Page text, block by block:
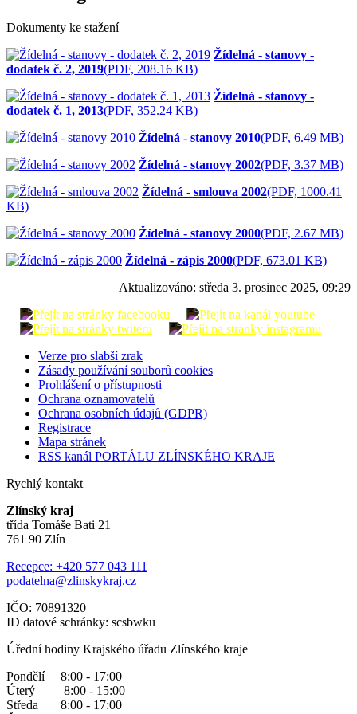
Dokumenty ke stažení
Žídelná - stanovy -
dodatek č. 2, 2019(PDF, 208.16 KB)
Žídelná - stanovy -
dodatek č. 1, 2013(PDF, 352.24 KB)
Žídelná - stanovy 2010(PDF, 6.49 MB)
Žídelná - stanovy 2002(PDF, 3.37 MB)
Žídelná - smlouva 2002(PDF, 1000.41
KB)
Žídelná - stanovy 2000(PDF, 2.67 MB)
Žídelná - zápis 2000(PDF, 673.01 KB)
Aktualizováno: středa 3. prosinec 2025, 09:29
Verze pro slabší zrak
Zásady používání souborů cookies
Prohlášení o přístupnosti
Ochrana oznamovatelů
Ochrana osobních údajů (GDPR)
Registrace
Mapa stránek
RSS kanál PORTÁLU ZLÍNSKÉHO KRAJE
Rychlý kontakt
Zlínský kraj
třída Tomáše Bati 21
761 90 Zlín
Recepce: +420 577 043 111
podatelna@zlinskykraj.cz
IČO: 70891320
ID datové schránky: scsbwku
Úřední hodiny Krajského úřadu Zlínského kraje
Pondělí 8:00 - 17:00
Úterý 8:00 - 15:00
Středa 8:00 - 17:00